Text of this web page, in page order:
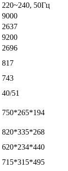
220~240, 50Гц
9000
2637
9200
2696
817
743
40/51
750*265*194
820*335*268
620*234*440
715*315*495